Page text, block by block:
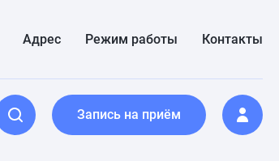
Адрес Режим работы Контакты
Запись на приём